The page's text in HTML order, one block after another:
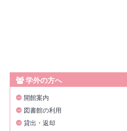
学外の方へ
開館案内
図書館の利用
貸出・返却